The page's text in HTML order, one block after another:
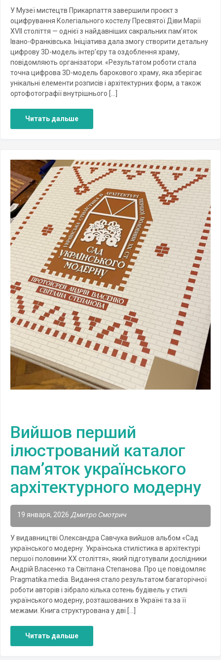
У Музеї мистецтв Прикарпаття завершили проєкт з
оцифрування Колегіального костелу Пресвятої Діви Марії
XVII століття — однієї з найдавніших сакральних пам’яток
Івано-Франківська. Ініціатива дала змогу створити детальну
цифрову 3D-модель інтер’єру та оздоблення храму,
повідомляють організатори. «Результатом роботи стала
точна цифрова 3D-модель барокового храму, яка зберігає
унікальні елементи розписів і архітектурних форм, а також
ортофотографії внутрішнього […]
Читать дальше
Вийшов перший
ілюстрований каталог
пам’яток українського
архітектурного модерну
19 января, 2026 Дмитро Смотрич
У видавництві Олександра Савчука вийшов альбом «Сад
українського модерну. Українська стилістика в архітектурі
першої половини XX століття», який підготували дослідники
Андрій Власенко та Світлана Степанова. Про це повідомляє
Рragmatika.media. Видання стало результатом багаторічної
роботи авторів і зібрало кілька сотень будівель у стилі
українського модерну, розташованих в Україні та за її
межами. Книга структурована у дві […]
Читать дальше